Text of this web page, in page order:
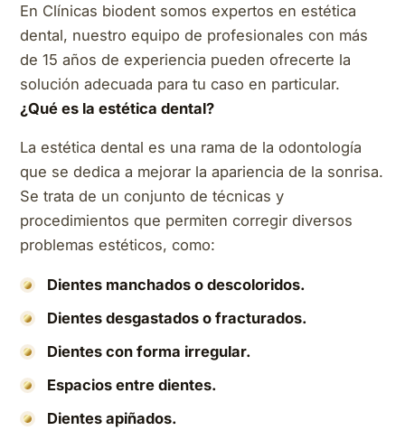
En Clínicas biodent somos expertos en estética
dental, nuestro equipo de profesionales con más
de 15 años de experiencia pueden ofrecerte la
solución adecuada para tu caso en particular.
¿Qué es la estética dental?
La estética dental es una rama de la odontología
que se dedica a mejorar la apariencia de la sonrisa.
Se trata de un conjunto de técnicas y
procedimientos que permiten corregir diversos
problemas estéticos, como:
Dientes manchados o descoloridos.
Dientes desgastados o fracturados.
Dientes con forma irregular.
Espacios entre dientes.
Dientes apiñados.